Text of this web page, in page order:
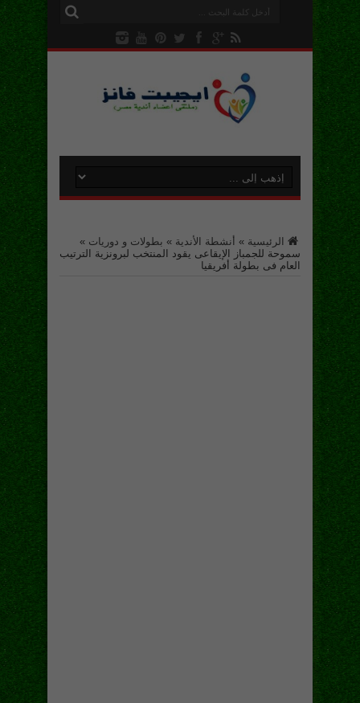
الرئيسية » أنشطة الأندية » بطولات و دوريات »
سموحة للجمباز الإيقاعى يقود المنتخب لبرونزية الترتيب
العام فى بطولة أفريقيا